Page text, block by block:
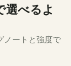
選べるよ
ノートと強度で